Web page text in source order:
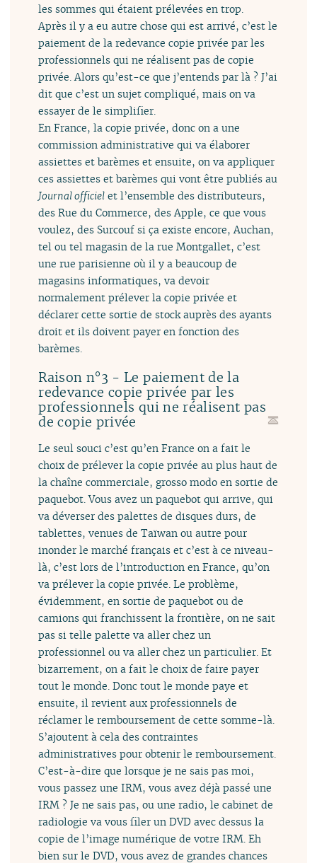
les sommes qui étaient prélevées en trop.
Après il y a eu autre chose qui est arrivé, c’est le
paiement de la redevance copie privée par les
professionnels qui ne réalisent pas de copie
privée. Alors qu’est-ce que j’entends par là ? J’ai
dit que c’est un sujet compliqué, mais on va
essayer de le simplifier.
En France, la copie privée, donc on a une
commission administrative qui va élaborer
assiettes et barèmes et ensuite, on va appliquer
ces assiettes et barèmes qui vont être publiés au
Journal officiel et l’ensemble des distributeurs,
des Rue du Commerce, des Apple, ce que vous
voulez, des Surcouf si ça existe encore, Auchan,
tel ou tel magasin de la rue Montgallet, c’est
une rue parisienne où il y a beaucoup de
magasins informatiques, va devoir
normalement prélever la copie privée et
déclarer cette sortie de stock auprès des ayants
droit et ils doivent payer en fonction des
barèmes.
Raison n°3 - Le paiement de la
redevance copie privée par les
professionnels qui ne réalisent pas
de copie privée
Le seul souci c’est qu’en France on a fait le
choix de prélever la copie privée au plus haut de
la chaîne commerciale, grosso modo en sortie de
paquebot. Vous avez un paquebot qui arrive, qui
va déverser des palettes de disques durs, de
tablettes, venues de Taïwan ou autre pour
inonder le marché français et c’est à ce niveau-
là, c’est lors de l’introduction en France, qu’on
va prélever la copie privée. Le problème,
évidemment, en sortie de paquebot ou de
camions qui franchissent la frontière, on ne sait
pas si telle palette va aller chez un
professionnel ou va aller chez un particulier. Et
bizarrement, on a fait le choix de faire payer
tout le monde. Donc tout le monde paye et
ensuite, il revient aux professionnels de
réclamer le remboursement de cette somme-là.
S’ajoutent à cela des contraintes
administratives pour obtenir le remboursement.
C’est-à-dire que lorsque je ne sais pas moi,
vous passez une IRM, vous avez déjà passé une
IRM ? Je ne sais pas, ou une radio, le cabinet de
radiologie va vous filer un DVD avec dessus la
copie de l’image numérique de votre IRM. Eh
bien sur le DVD, vous avez de grandes chances